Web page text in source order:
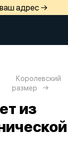
адрес →
Королевский
размер
из